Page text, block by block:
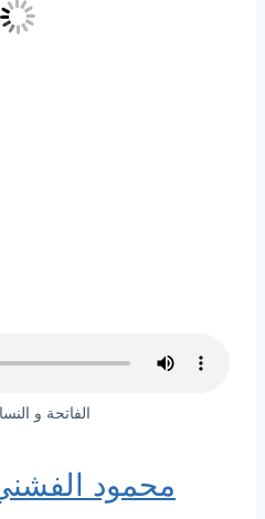
الفاتحة و النساء 74
محمود